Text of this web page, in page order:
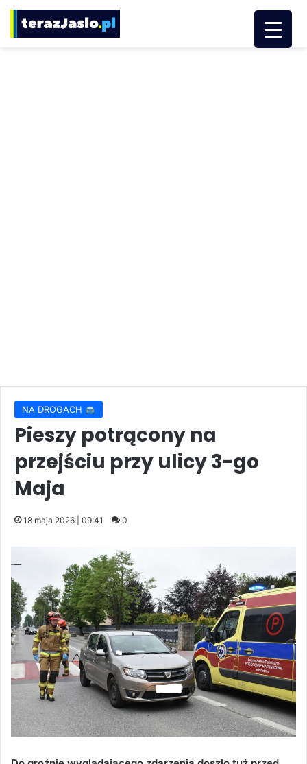
NA DROGACH
Pieszy potrącony na
przejściu przy ulicy 3-go
Maja
18 maja 2026 | 09:41 0